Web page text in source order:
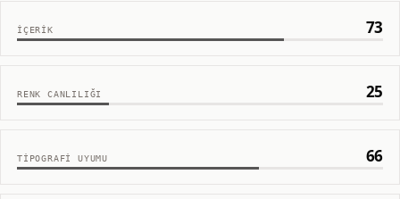
İÇERIK 73
RENK CANLILIĞI 25
TIPOGRAFI UYUMU 66